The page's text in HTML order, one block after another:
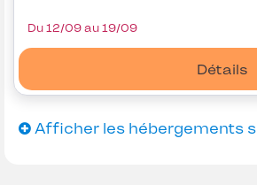
Détails
Du 12/09 au 19/09
Afficher les hébergements